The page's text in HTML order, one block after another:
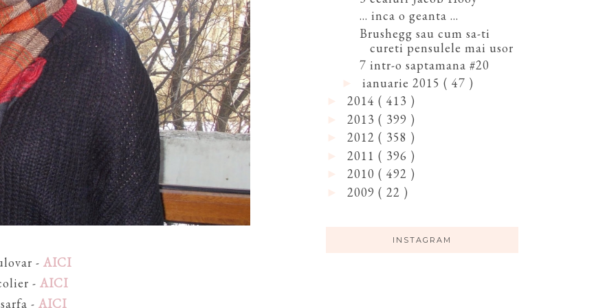
- AICI
- AICI
- AICI
... inca o geanta ...
Brushegg sau cum sa-ti
cureti pensulele mai usor
7 intr-o saptamana #20
ianuarie 2015 ( 47 )
2014 ( 413 )
2013 ( 399 )
2012 ( 358 )
2011 ( 396 )
2010 ( 492 )
2009 ( 22 )
INSTAGRAM